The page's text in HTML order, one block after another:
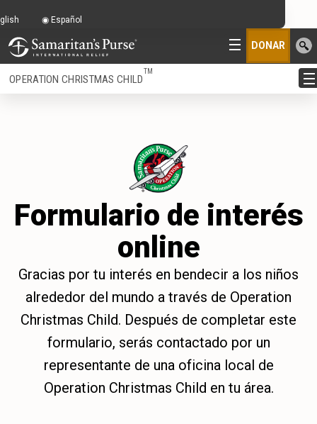
DONAR
OPERATION CHRISTMAS CHILD
TM
Formulario de interés
online
Gracias por tu interés en bendecir a los niños
alrededor del mundo a través de Operation
Christmas Child. Después de completar este
formulario, serás contactado por un
representante de una oficina local de
Operation Christmas Child en tu área.
Español